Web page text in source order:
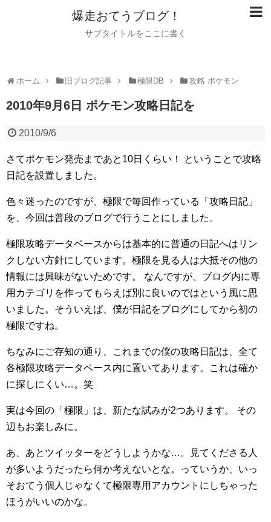
爆走おてうブログ！
サブタイトルをここに書く
ホーム 旧ブログ記事 極限DB 攻略 ポケモン
2010年9月6日 ポケモン攻略日記を
2010/9/6
さてポケモン発売まであと10日くらい！
ということで攻略
日記を設置しました。
色々迷ったのですが、極限で毎回作っている「攻略日記」
を、今回は普段のブログで行うことにしました。
極限攻略データベースからは基本的に普通の日記へはリン
クしない方針にしています。極限を見る人は大抵その他の
情報には興味がないためです。
なんですが、ブログ内に専
用カテゴリを作ってもらえば別に良いのではという風に思
いました。そういえば、僕が日記をブログにしてから初の
極限ですね。
ちなみにご存知の通り、これまでの僕の攻略日記は、全て
各極限攻略データベース内に置いてあります。これは確か
に探しにくい…。笑
実は今回の「極限」は、新たな試みが2つあります。
その
辺もお楽しみに。
あ、あとツイッターをどうしようかな…。見てくださる人
が多いようだったら何か考えないとな。っていうか、いっ
そおてう個人じゃなくて極限専用アカウントにしちゃった
ほうがいいのかな。